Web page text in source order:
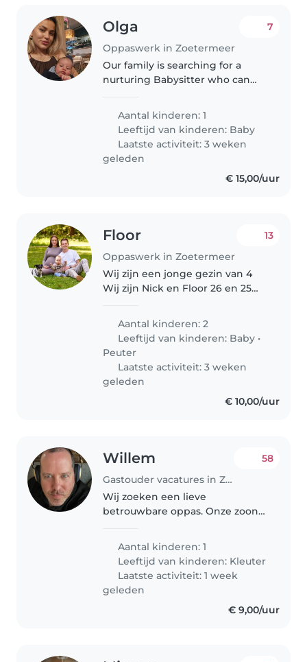
Olga
Oppaswerk in Zoetermeer
7
Our family is searching for a
nurturing Babysitter who can
The baby just sleeps, eats, and
barely ever cries—unless they
need to burp after eating or..
Aantal kinderen: 1
Leeftijd van kinderen: Baby
Laatste activiteit: 3 weken
geleden
€ 15,00/uur
Floor
Oppaswerk in Zoetermeer
13
Wij zijn een jonge gezin van 4
Wij zijn Nick en Floor 26 en 25
van bijna 2 en Dean van bijna 1
Lio is een energiek mannetje die
genoeg uitdaging nodig..
Aantal kinderen: 2
Leeftijd van kinderen: Baby •
Peuter
Laatste activiteit: 3 weken
geleden
€ 10,00/uur
Willem
Gastouder vacatures in Zoetermeer
58
Wij zoeken een lieve
betrouwbare oppas. Onze zoon
een makkelijk kind. Hij is dol op
aandacht en houd ervan als je
met ham een puzzel maakt, in
de..
Aantal kinderen: 1
Leeftijd van kinderen: Kleuter
Laatste activiteit: 1 week
geleden
€ 9,00/uur